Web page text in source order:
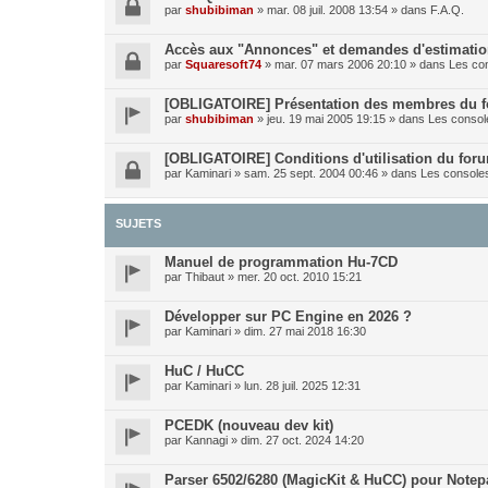
par shubibiman » mar. 08 juil. 2008 13:54 » dans F.A.Q.
Accès aux "Annonces" et demandes
par Squaresoft74 » mar. 07 mars 2006 20:10 » dans Les
[OBLIGATOIRE] Présentation des membres du
par shubibiman » jeu. 19 mai 2005 19:15 » dans Les
[OBLIGATOIRE] Conditions d'utilisation du
par Kaminari » sam. 25 sept. 2004 00:46 » dans Les
SUJETS
Manuel de programmation Hu-7CD
par Thibaut » mer. 20 oct. 2010 15:21
Développer sur PC Engine en 2026 ?
par Kaminari » dim. 27 mai 2018 16:30
HuC / HuCC
par Kaminari » lun. 28 juil. 2025 12:31
PCEDK (nouveau dev kit)
par Kannagi » dim. 27 oct. 2024 14:20
Parser 6502/6280 (MagicKit & HuCC) pour